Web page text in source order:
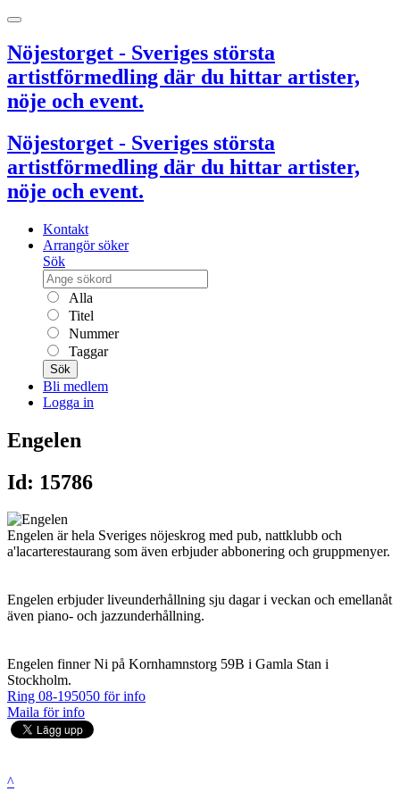
Nöjestorget - Sveriges största
artistförmedling där du hittar artister,
nöje och event.
Nöjestorget - Sveriges största
artistförmedling där du hittar artister,
nöje och event.
Kontakt
Arrangör söker
Sök
Alla
Titel
Nummer
Taggar
Sök
Bli medlem
Logga in
Engelen
Id: 15786
Engelen är hela Sveriges nöjeskrog med pub, nattklubb och
a'lacarterestaurang som även erbjuder abbonering och gruppmenyer.
Engelen erbjuder liveunderhållning sju dagar i veckan och emellanåt
även piano- och jazzunderhållning.
Engelen finner Ni på Kornhamnstorg 59B i Gamla Stan i
Stockholm.
Ring 08-195050 för info
Maila för info
^